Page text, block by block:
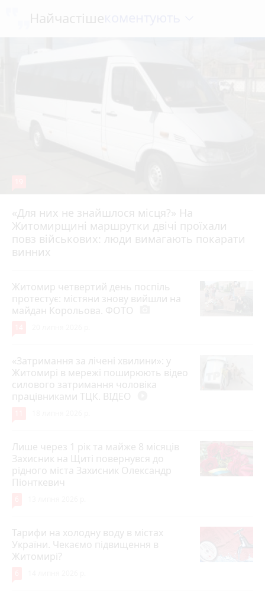
Найчастіше
«Для них не знайшлося місця?» На
Житомирщині маршрутки двічі проїхали
повз військових: люди вимагають покарати
винних
17 липня 2026 р.
Житомир четвертий день поспіль
протестує: містяни знову вийшли на
майдан Корольова. ФОТО
«Затримання за лічені хвилини»: у
Житомирі в мережі поширюють відео
силового затримання чоловіка
працівниками ТЦК. ВІДЕО
Лише через 1 рік та майже 8 місяців
Захисник на Щиті повернувся до
рідного міста Захисник Олександр
Піонткевич
Тарифи на холодну воду в містах
України. Чекаємо підвищення в
Житомирі?